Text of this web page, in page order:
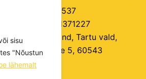
sisu
"Nõustun
lähemalt
Rg-nr: 11944537
KMKR: EE101371227
Tartu maakond, Tartu vald,
Äksi, Äksi tee 5, 60543